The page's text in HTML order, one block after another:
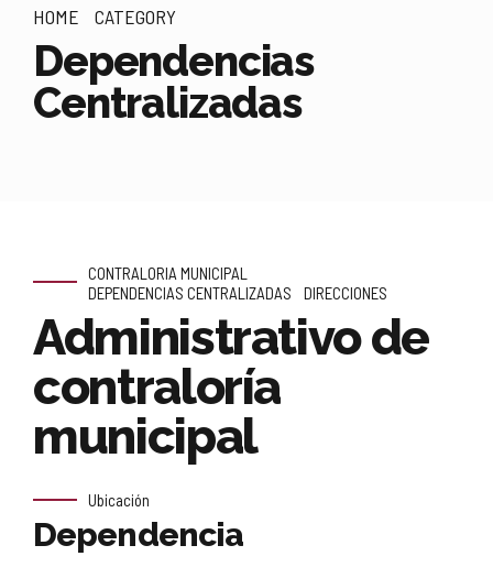
HOME CATEGORY
Dependencias
Centralizadas
CONTRALORIA MUNICIPAL
DEPENDENCIAS CENTRALIZADAS
DIRECCIONES
Administrativo de
contraloría
municipal
Ubicación
Dependencia